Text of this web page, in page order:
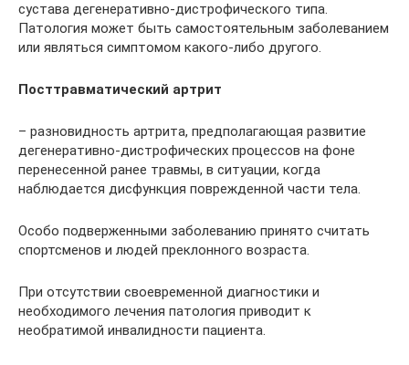
сустава дегенеративно-дистрофического типа.
Патология может быть самостоятельным заболеванием
или являться симптомом какого-либо другого.
Посттравматический артрит
– разновидность артрита, предполагающая развитие
дегенеративно-дистрофических процессов на фоне
перенесенной ранее травмы, в ситуации, когда
наблюдается дисфункция поврежденной части тела.
Особо подверженными заболеванию принято считать
спортсменов и людей преклонного возраста.
При отсутствии своевременной диагностики и
необходимого лечения патология приводит к
необратимой инвалидности пациента.